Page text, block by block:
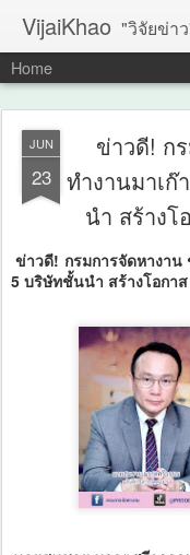
VijaiKhao "วิจัยข่า
Home
JUN
23
ข่าวดี! ก
ทำงานมาเ
นำ สร้างโ
ข่าวดี! กรมการจัดหางาน
5 บริษัทชั้นนำ สร้างโอกาส